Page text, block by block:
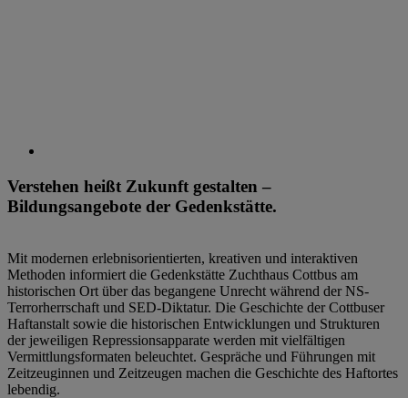
Verstehen heißt Zukunft gestalten –
Bildungsangebote der Gedenkstätte.
Mit modernen erlebnisorientierten, kreativen und interaktiven
Methoden informiert die Gedenkstätte Zuchthaus Cottbus am
historischen Ort über das begangene Unrecht während der NS-
Terrorherrschaft und SED-Diktatur. Die Geschichte der Cottbuser
Haftanstalt sowie die historischen Entwicklungen und Strukturen
der jeweiligen Repressionsapparate werden mit vielfältigen
Vermittlungsformaten beleuchtet. Gespräche und Führungen mit
Zeitzeuginnen und Zeitzeugen machen die Geschichte des Haftortes
lebendig.